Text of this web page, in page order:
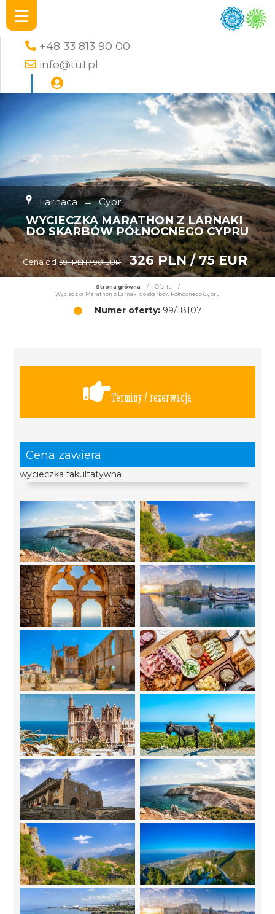
+48 33 813 90 00
info@tu1.pl
Larnaca → Cypr
WYCIECZKA MARATHON Z LARNAKI
DO SKARBÓW PÓŁNOCNEGO CYPRU
Cena od 391 PLN / 90 EUR 326 PLN / 75 EUR
Strona główna / Oferta
/
Wycieczka Marathon z Larnaki do skarbów Północnego Cypru
Numer oferty:99/18107
Terminy / rezerwacja
Cena zawiera
wycieczka fakultatywna